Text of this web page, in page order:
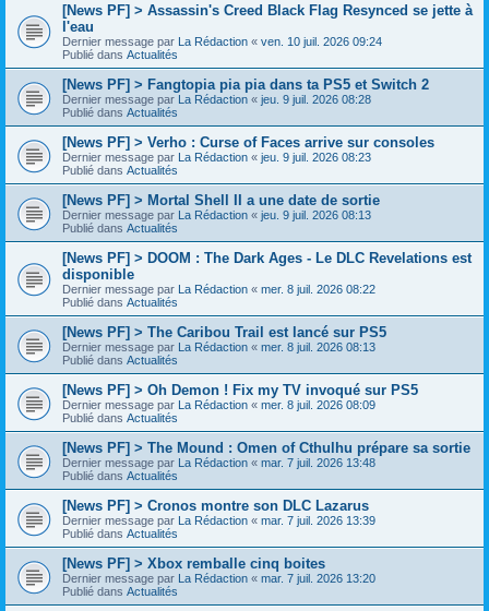
[News PF] > Assassin's Creed Black Flag Resynced se jette à
l'eau
Dernier message par La Rédaction « ven. 10 juil. 2026 09:24
Publié dans Actualités
[News PF] > Fangtopia pia pia dans ta PS5 et Switch 2
Dernier message par La Rédaction « jeu. 9 juil. 2026 08:28
Publié dans Actualités
[News PF] > Verho : Curse of Faces arrive sur consoles
Dernier message par La Rédaction « jeu. 9 juil. 2026 08:23
Publié dans Actualités
[News PF] > Mortal Shell II a une date de sortie
Dernier message par La Rédaction « jeu. 9 juil. 2026 08:13
Publié dans Actualités
[News PF] > DOOM : The Dark Ages - Le DLC Revelations est
disponible
Dernier message par La Rédaction « mer. 8 juil. 2026 08:22
Publié dans Actualités
[News PF] > The Caribou Trail est lancé sur PS5
Dernier message par La Rédaction « mer. 8 juil. 2026 08:13
Publié dans Actualités
[News PF] > Oh Demon ! Fix my TV invoqué sur PS5
Dernier message par La Rédaction « mer. 8 juil. 2026 08:09
Publié dans Actualités
[News PF] > The Mound : Omen of Cthulhu prépare sa sortie
Dernier message par La Rédaction « mar. 7 juil. 2026 13:48
Publié dans Actualités
[News PF] > Cronos montre son DLC Lazarus
Dernier message par La Rédaction « mar. 7 juil. 2026 13:39
Publié dans Actualités
[News PF] > Xbox remballe cinq boites
Dernier message par La Rédaction « mar. 7 juil. 2026 13:20
Publié dans Actualités